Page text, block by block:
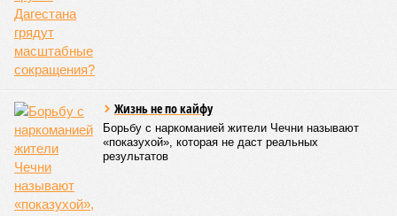
КОММЕНТАРИИ
Версия //Общество //В Дагестане после ливней 18 сёл остаются без
транспортного сообщения
Отрезанные от большой земли